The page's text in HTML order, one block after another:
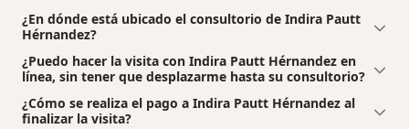
¿En dónde está ubicado el consultorio de Indira Pautt
Hérnandez?
¿Puedo hacer la visita con Indira Pautt Hérnandez en
línea, sin tener que desplazarme hasta su consultorio?
¿Cómo se realiza el pago a Indira Pautt Hérnandez al
finalizar la visita?